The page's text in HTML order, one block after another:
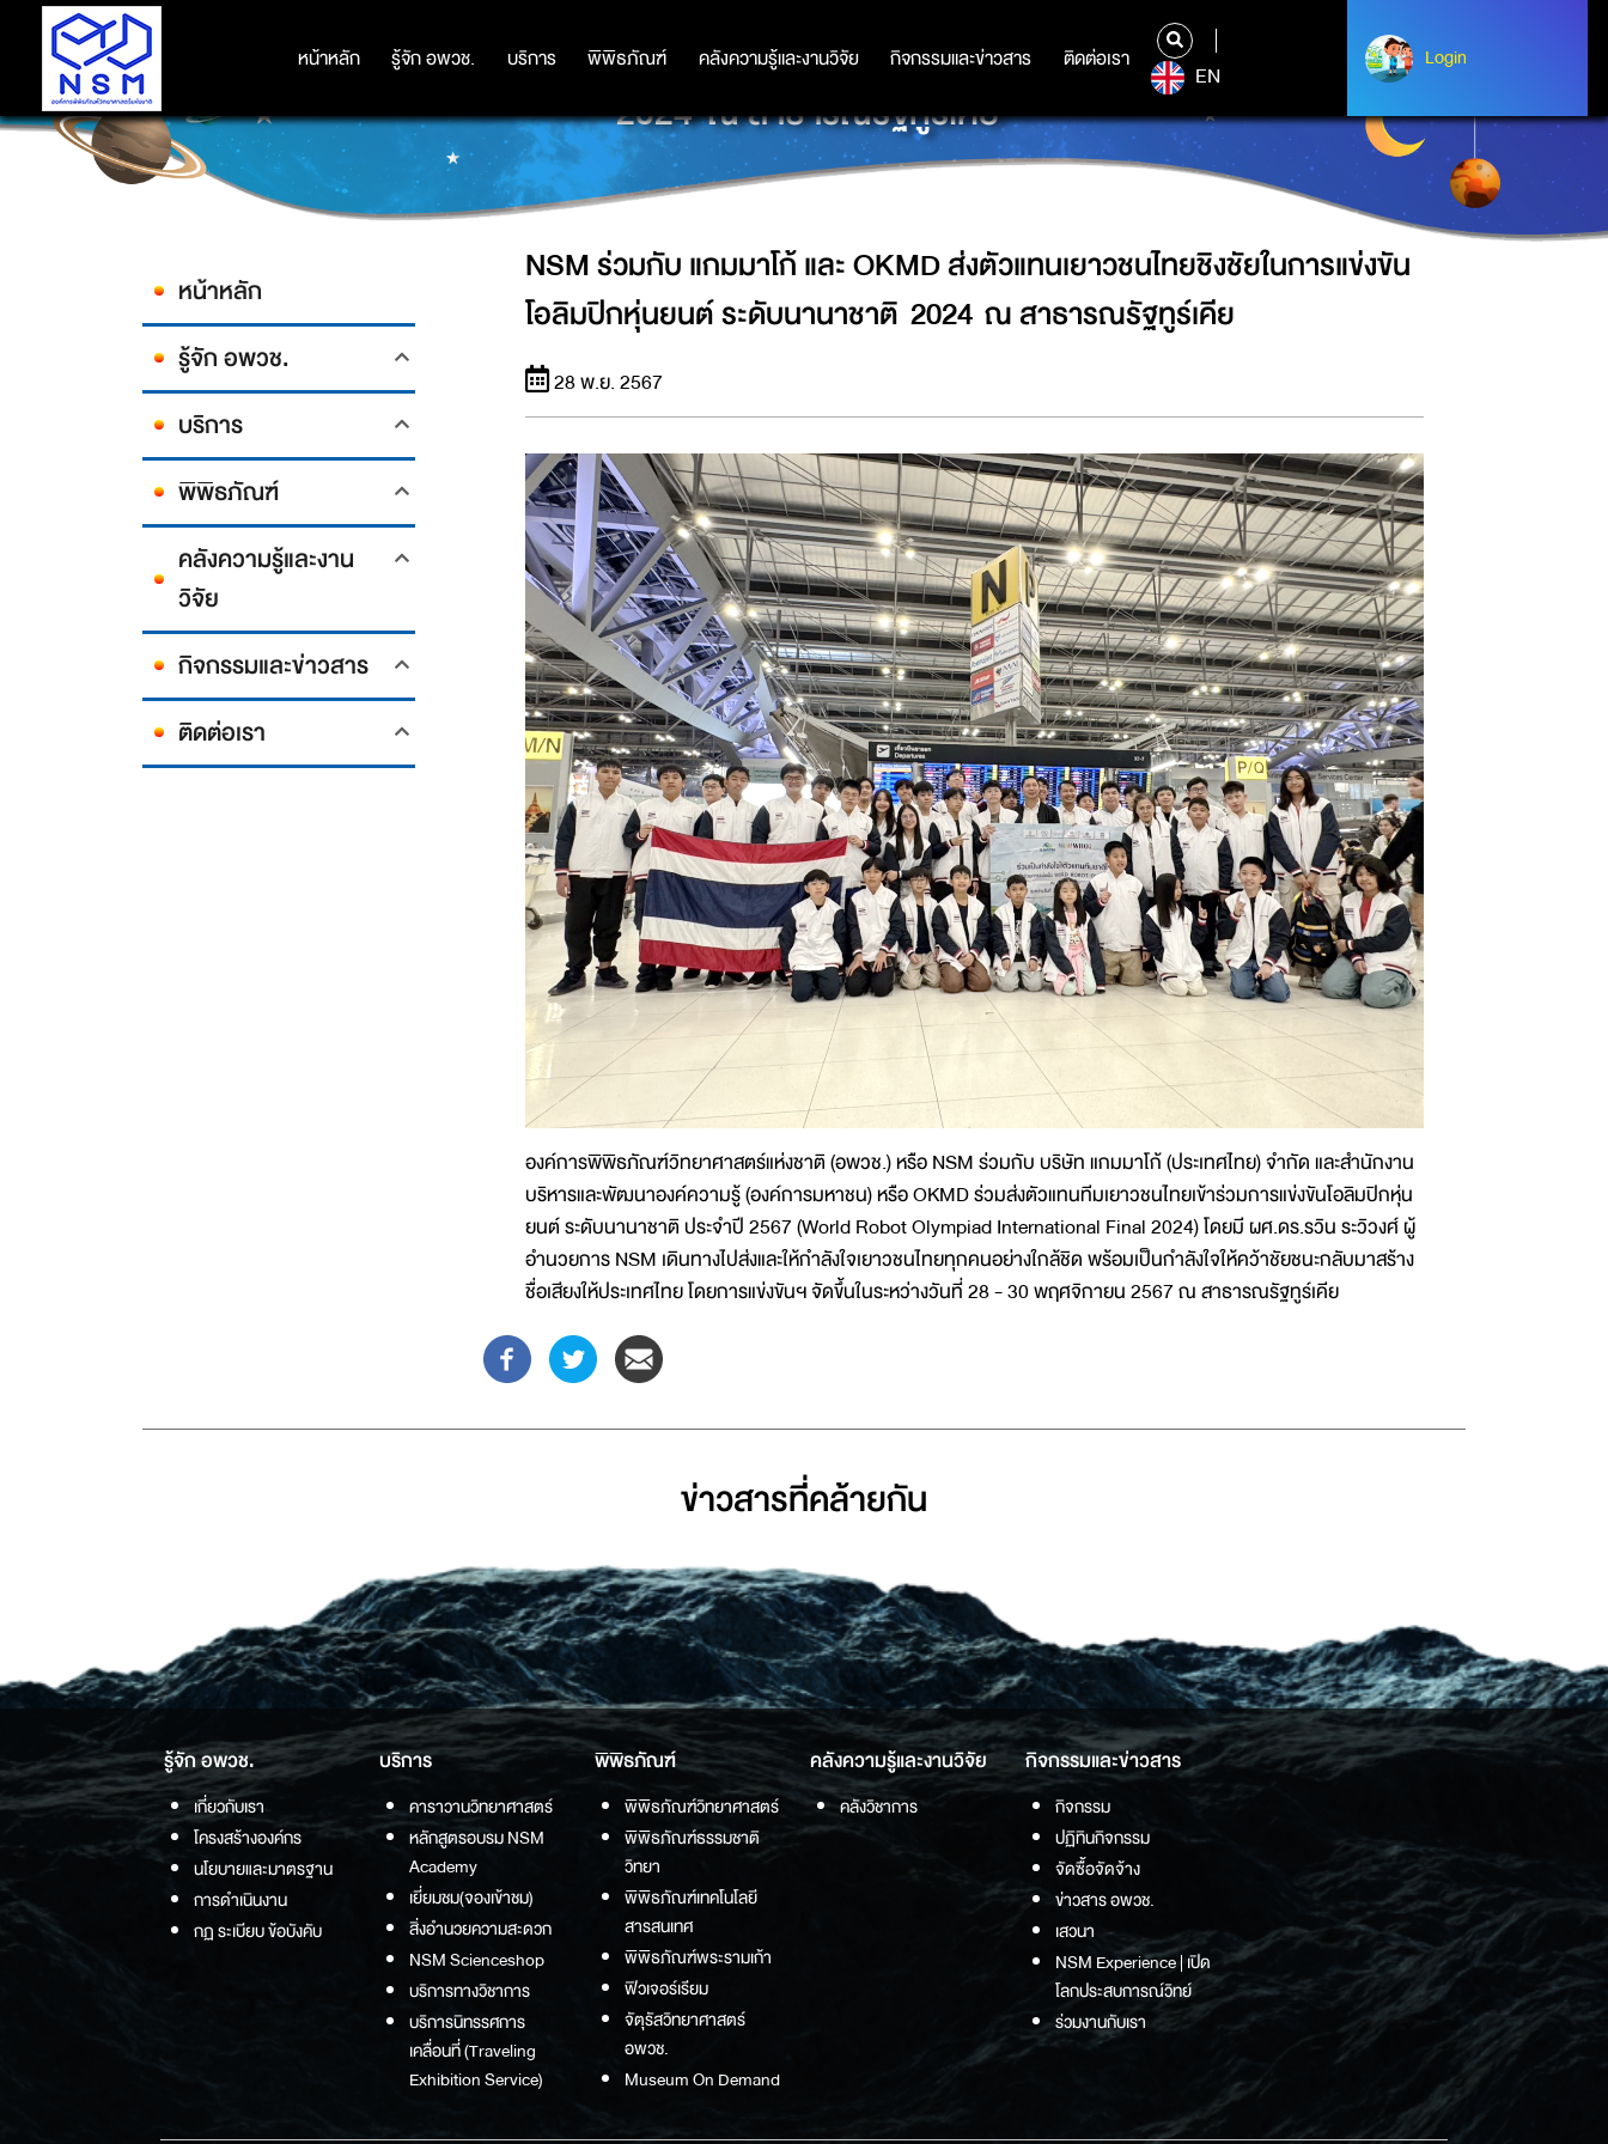
หน้าหลัก รู้จัก อพวช. บริการ พิพิธภัณฑ์ คลังความรู้และงานวิจัย กิจกรรมและข่าวสาร ติดต่อเรา
หน้าหลัก รู้จัก อพวช. บริการ พิพิธภัณฑ์ คลังความรู้และงานวิจัย กิจกรรมและข่าวสาร ติดต่อเรา
EN
Login
Login
NSM ร่วมกับ แกมมาโก้ และ OKMD ส่งตัวแทนเยาวชนไทยชิงชัยในการแข่งขันโอลิมปิกหุ่นยนต์ ระดับนานาชาติ
2024 ณ สาธารณรัฐทูร์เคีย
หน้าหลัก
รู้จัก อพวช.
บริการ
พิพิธภัณฑ์
คลังความรู้และงาน
วิจัย
กิจกรรมและข่าวสาร
ติดต่อเรา
NSM ร่วมกับ แกมมาโก้ และ OKMD ส่งตัวแทนเยาวชนไทยชิงชัยในการแข่งขัน
โอลิมปิกหุ่นยนต์ ระดับนานาชาติ 2024 ณ สาธารณรัฐทูร์เคีย
28 พ.ย. 2567
องค์การพิพิธภัณฑ์วิทยาศาสตร์แห่งชาติ (อพวช.) หรือ NSM ร่วมกับ บริษัท แกมมาโก้ (ประเทศไทย) จำกัด และสำนักงาน
บริหารและพัฒนาองค์ความรู้ (องค์การมหาชน) หรือ OKMD ร่วมส่งตัวแทนทีมเยาวชนไทยเข้าร่วมการแข่งขันโอลิมปิกหุ่น
ยนต์ ระดับนานาชาติ ประจำปี 2567 (World Robot Olympiad International Final 2024) โดยมี ผศ.ดร.รวิน ระวิวงศ์ ผู้
อำนวยการ NSM เดินทางไปส่งและให้กำลังใจเยาวชนไทยทุกคนอย่างใกล้ชิด พร้อมเป็นกำลังใจให้คว้าชัยชนะกลับมาสร้าง
ชื่อเสียงให้ประเทศไทย โดยการแข่งขันฯ จัดขึ้นในระหว่างวันที่ 28 - 30 พฤศจิกายน 2567 ณ สาธารณรัฐทูร์เคีย
ข่าวสารที่่คล้ายกัน
รู้จัก อพวช.
เกี่ยวกับเรา
โครงสร้างองค์กร
นโยบายและมาตรฐาน
การดำเนินงาน
กฏ ระเบียบ ข้อบังคับ
บริการ
คาราวานวิทยาศาสตร์
หลักสูตรอบรม NSM
Academy
เยี่ยมชม(จองเข้าชม)
สิ่งอำนวยความสะดวก
NSM Scienceshop
บริการทางวิชาการ
บริการนิทรรศการ
เคลื่อนที่ (Traveling
Exhibition Service)
พิพิธภัณฑ์
พิพิธภัณฑ์วิทยาศาสตร์
พิพิธภัณฑ์ธรรมชาติ
วิทยา
พิพิธภัณฑ์เทคโนโลยี
สารสนเทศ
พิพิธภัณฑ์พระรามเก้า
ฟิวเจอร์เรียม
จัตุรัสวิทยาศาสตร์
อพวช.
Museum On Demand
คลังความรู้และงานวิจัย
คลังวิชาการ
กิจกรรมและข่าวสาร
กิจกรรม
ปฏิทินกิจกรรม
จัดซื้อจัดจ้าง
ข่าวสาร อพวช.
เสวนา
NSM Experience | เปิด
โลกประสบการณ์วิทย์
ร่วมงานกับเรา